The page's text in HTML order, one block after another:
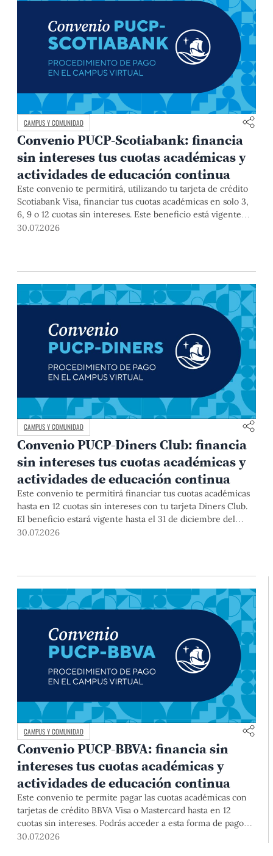
CAMPUS Y COMUNIDAD
Convenio PUCP-Scotiabank: financia
sin intereses tus cuotas académicas y
actividades de educación continua
Este convenio te permitirá, utilizando tu tarjeta de crédito
Scotiabank Visa, financiar tus cuotas académicas en solo 3,
6, 9 o 12 cuotas sin intereses. Este beneficio está vigente
hasta el 31 de diciembre de 2026, y aplica para pagos de
30.07.2026
CAMPUS Y COMUNIDAD
Convenio PUCP-Diners Club: financia
sin intereses tus cuotas académicas y
actividades de educación continua
Este convenio te permitirá financiar tus cuotas académicas
hasta en 12 cuotas sin intereses con tu tarjeta Diners Club.
El beneficio estará vigente hasta el 31 de diciembre del
2026 para pregrado y posgrado, así como para deudas de
30.07.2026
CAMPUS Y COMUNIDAD
Convenio PUCP-BBVA: financia sin
intereses tus cuotas académicas y
actividades de educación continua
Este convenio te permite pagar las cuotas académicas con
tarjetas de crédito BBVA Visa o Mastercard hasta en 12
cuotas sin intereses. Podrás acceder a esta forma de pago
hasta el 31 de diciembre del 2026 para pregrado y posgrado,
30.07.2026